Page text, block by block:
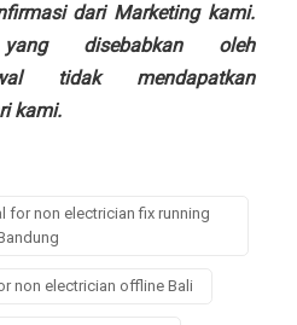
dari Marketing kami.
disebabkan oleh
tidak mendapatkan
kami.
for non electrician fix running
non electrician offline Bali